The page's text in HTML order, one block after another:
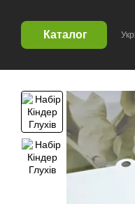
Каталог Укр